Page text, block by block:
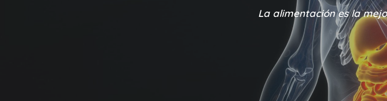
La alimentación es la